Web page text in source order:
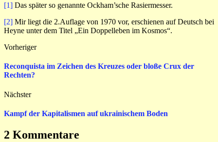
[1] Das später so genannte Ockham’sche Rasiermesser.
[2] Mir liegt die 2.Auflage von 1970 vor, erschienen auf Deutsch bei
Heyne unter dem Titel „Ein Doppelleben im Kosmos“.
Vorheriger
Reconquista im Zeichen des Kreuzes oder bloße Crux der
Rechten?
Nächster
Kampf der Kapitalismen auf ukrainischem Boden
2 Kommentare